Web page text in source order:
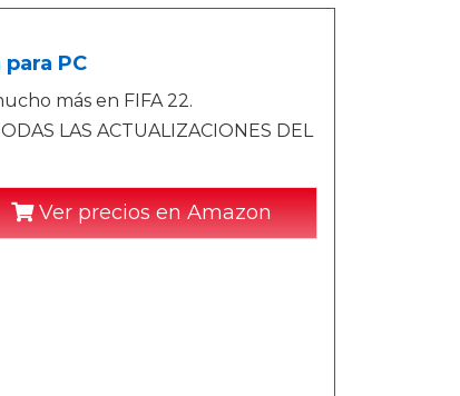
PC
más en FIFA 22.
LAS ACTUALIZACIONES DEL
Ver precios en Amazon